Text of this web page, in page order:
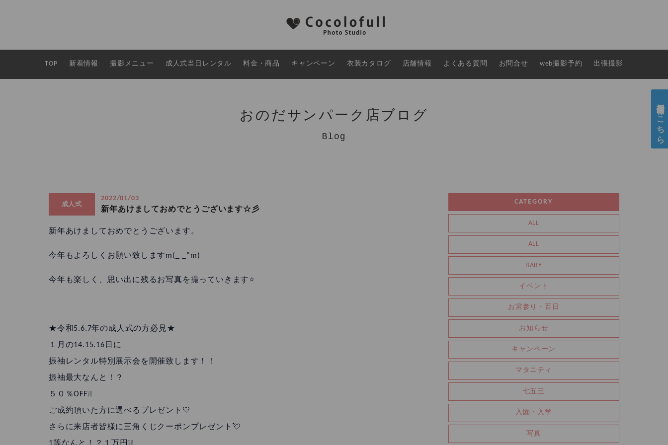
TOP 新着情報 撮影メニュー 成人式当日レンタル 料金・商品 キャンペーン 衣装カタログ 店舗情報 よくある質問 お問合せ web撮影予約 出張撮影
おのだサンパーク店ブログ
Blog
成人式
2022/01/03
新年あけましておめでとうございます☆彡
新年あけましておめでとうございます。
今年もよろしくお願い致しますm(_ _”m)
今年も楽しく、思い出に残るお写真を撮っていきます⭐
★令和5.6.7年の成人式の方必見★
１月の14.15.16日に
振袖レンタル特別展示会を開催致します！！
振袖最大なんと！？
５０％OFF❕❕
ご成約頂いた方に選べるプレゼント💛
さらに来店者皆様に三角くじクーポンプレゼント💘
1等なんと！？１万円❕❕
CATEGORY
ALL
ALL
BABY
イベント
お宮参り・百日
お知らせ
キャンペーン
マタニティ
七五三
入園・入学
写真
採用情報はこちら